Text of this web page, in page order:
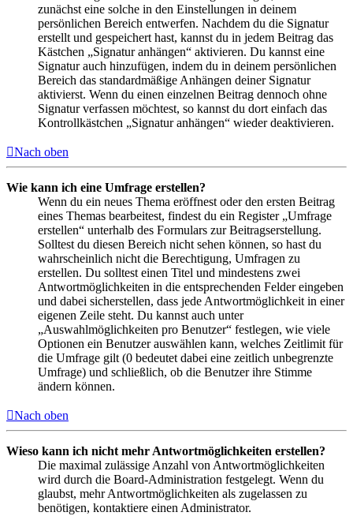
zunächst eine solche in den Einstellungen in deinem
persönlichen Bereich entwerfen. Nachdem du die Signatur
erstellt und gespeichert hast, kannst du in jedem Beitrag das
Kästchen „Signatur anhängen“ aktivieren. Du kannst eine
Signatur auch hinzufügen, indem du in deinem persönlichen
Bereich das standardmäßige Anhängen deiner Signatur
aktivierst. Wenn du einen einzelnen Beitrag dennoch ohne
Signatur verfassen möchtest, so kannst du dort einfach das
Kontrollkästchen „Signatur anhängen“ wieder deaktivieren.
Nach oben
Wie kann ich eine Umfrage erstellen?
Wenn du ein neues Thema eröffnest oder den ersten Beitrag
eines Themas bearbeitest, findest du ein Register „Umfrage
erstellen“ unterhalb des Formulars zur Beitragserstellung.
Solltest du diesen Bereich nicht sehen können, so hast du
wahrscheinlich nicht die Berechtigung, Umfragen zu
erstellen. Du solltest einen Titel und mindestens zwei
Antwortmöglichkeiten in die entsprechenden Felder eingeben
und dabei sicherstellen, dass jede Antwortmöglichkeit in einer
eigenen Zeile steht. Du kannst auch unter
„Auswahlmöglichkeiten pro Benutzer“ festlegen, wie viele
Optionen ein Benutzer auswählen kann, welches Zeitlimit für
die Umfrage gilt (0 bedeutet dabei eine zeitlich unbegrenzte
Umfrage) und schließlich, ob die Benutzer ihre Stimme
ändern können.
Nach oben
Wieso kann ich nicht mehr Antwortmöglichkeiten erstellen?
Die maximal zulässige Anzahl von Antwortmöglichkeiten
wird durch die Board-Administration festgelegt. Wenn du
glaubst, mehr Antwortmöglichkeiten als zugelassen zu
benötigen, kontaktiere einen Administrator.